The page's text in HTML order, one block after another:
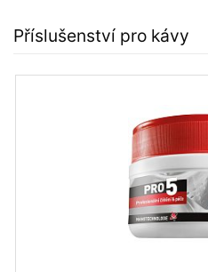
Příslušenství pro kávy